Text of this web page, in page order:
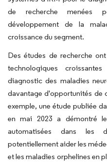
de recherche menées
développement de la
croissance du segment.
Des études de recherche
technologiques
diagnostic des maladies
davantage d'opportunités de
exemple, une étude publiée
en mai 2023 a démontré
automatisées dans les
potentiellement aider les
et les maladies orphelines en